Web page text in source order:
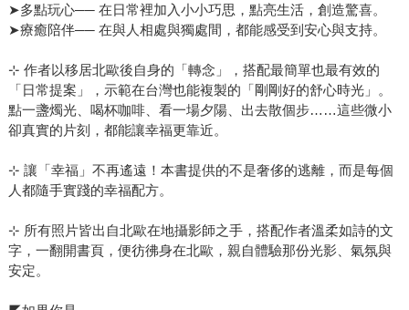
➤多點玩心── 在日常裡加入小小巧思，點亮生活，創造驚喜。
➤療癒陪伴── 在與人相處與獨處間，都能感受到安心與支持。
⊹ 作者以移居北歐後自身的「轉念」，搭配最簡單也最有效的
「日常提案」，示範在台灣也能複製的「剛剛好的舒心時光」。
點一盞燭光、喝杯咖啡、看一場夕陽、出去散個步……這些微小
卻真實的片刻，都能讓幸福更靠近。
⊹ 讓「幸福」不再遙遠！本書提供的不是奢侈的逃離，而是每個
人都隨手實踐的幸福配方。
⊹ 所有照片皆出自北歐在地攝影師之手，搭配作者溫柔如詩的文
字，一翻開書頁，便彷彿身在北歐，親自體驗那份光影、氣氛與
安定。